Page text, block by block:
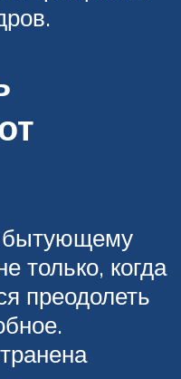
бытующему
только, когда
преодолеть